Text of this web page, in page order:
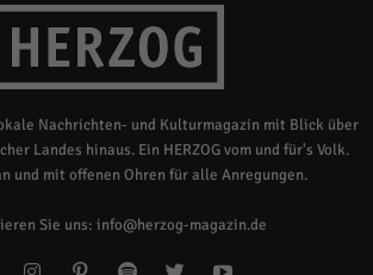
Nachrichten- und Kulturmagazin mit Blick über
Landes hinaus. Ein HERZOG vom und für's Volk.
und mit offenen Ohren für alle Anregungen.
Sie uns: info@herzog-magazin.de